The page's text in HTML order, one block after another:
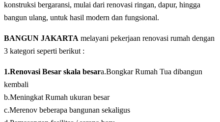
konstruksi bergaransi, mulai dari renovasi ringan, dapur, hingga
bangun ulang, untuk hasil modern dan fungsional.
BANGUN JAKARTA melayani pekerjaan renovasi rumah dengan
3 kategori seperti berikut :
1.Renovasi Besar skala besara.Bongkar Rumah Tua dibangun
kembali
b.Meningkat Rumah ukuran besar
c.Merenov beberapa bangunan sekaligus